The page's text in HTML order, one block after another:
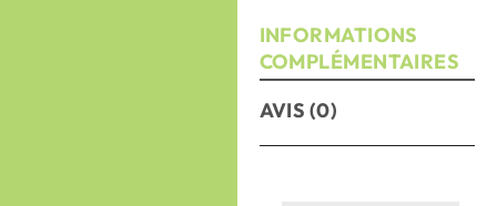
INFORMATIONS
COMPLÉMENTAIRES
AVIS (0)